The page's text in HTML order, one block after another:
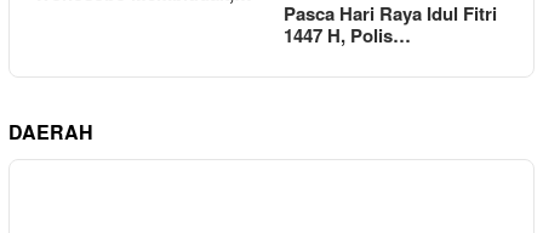
Pasca Hari Raya Idul Fitri
1447 H, Polis…
DAERAH